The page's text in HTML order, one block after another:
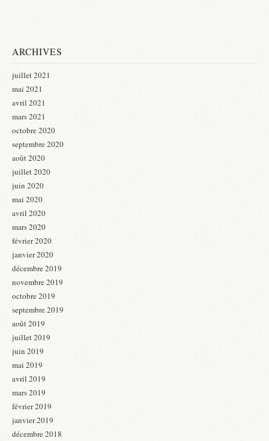
ARCHIVES
juillet 2021
mai 2021
avril 2021
mars 2021
octobre 2020
septembre 2020
août 2020
juillet 2020
juin 2020
mai 2020
avril 2020
mars 2020
février 2020
janvier 2020
décembre 2019
novembre 2019
octobre 2019
septembre 2019
août 2019
juillet 2019
juin 2019
mai 2019
avril 2019
mars 2019
février 2019
janvier 2019
décembre 2018